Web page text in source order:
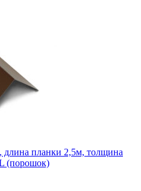
длина планки 2,5м, толщина
(порошок)